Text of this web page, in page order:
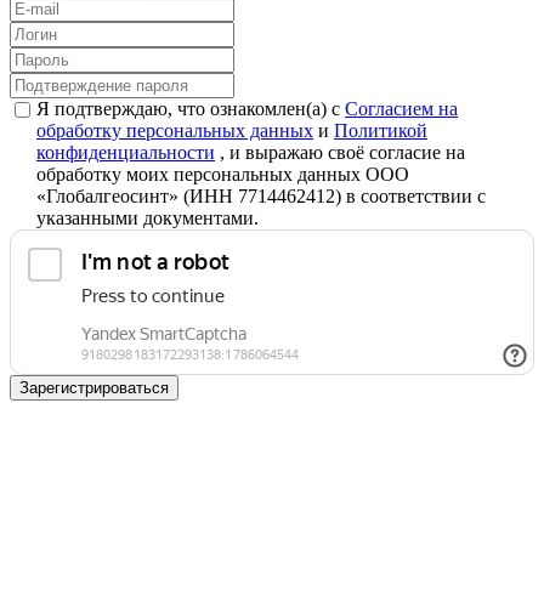
Я подтверждаю, что ознакомлен(а) с Согласием на
обработку персональных данных и Политикой
конфиденциальности , и выражаю своё согласие на
обработку моих персональных данных ООО
«Глобалгеосинт» (ИНН 7714462412) в соответствии с
указанными документами.